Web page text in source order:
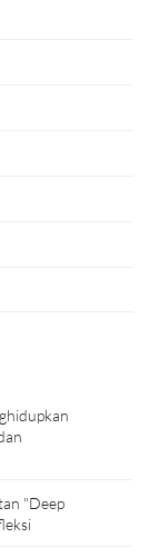
"Deep